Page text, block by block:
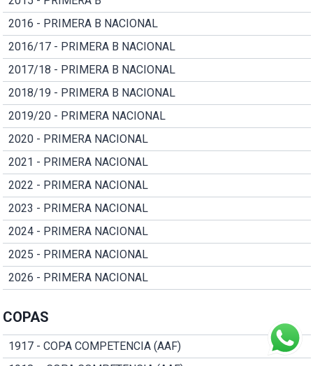
2016 - PRIMERA B NACIONAL
2016/17 - PRIMERA B NACIONAL
2017/18 - PRIMERA B NACIONAL
2018/19 - PRIMERA B NACIONAL
2019/20 - PRIMERA NACIONAL
2020 - PRIMERA NACIONAL
2021 - PRIMERA NACIONAL
2022 - PRIMERA NACIONAL
2023 - PRIMERA NACIONAL
2024 - PRIMERA NACIONAL
2025 - PRIMERA NACIONAL
2026 - PRIMERA NACIONAL
COPAS
1917 - COPA COMPETENCIA (AAF)